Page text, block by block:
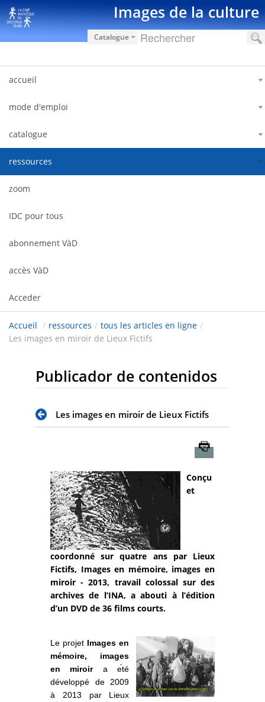
Saltar al contenido Images de la culture
Catalogue
accueil
mode d'emploi
catalogue
ressources
zoom
IDC pour tous
abonnement VàD
accès VàD
Acceder
Accueil / ressources / tous les articles en ligne /
Les images en miroir de Lieux Fictifs
Publicador de contenidos
Les images en miroir de Lieux Fictifs
Conçu
et
coordonné sur quatre ans par Lieux
Fictifs, Images en mémoire, images en
miroir - 2013, travail colossal sur des
archives de l’INA, a abouti à l’édition
d’un DVD de 36 films courts.
Le projet Images en
mémoire, images
en miroir
a été
développé de 2009
à 2013 par Lieux